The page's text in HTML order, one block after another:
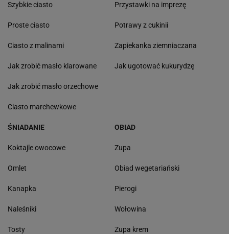
Szybkie ciasto
Proste ciasto
Ciasto z malinami
Jak zrobić masło klarowane
Jak zrobić masło orzechowe
Ciasto marchewkowe
Przystawki na imprezę
Potrawy z cukinii
Zapiekanka ziemniaczana
Jak ugotować kukurydzę
ŚNIADANIE
Koktajle owocowe
Omlet
Kanapka
Naleśniki
Tosty
OBIAD
Zupa
Obiad wegetariański
Pierogi
Wołowina
Zupa krem